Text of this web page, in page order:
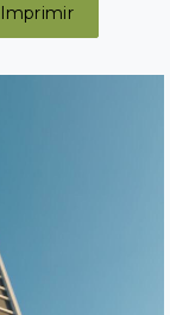
Imprimir